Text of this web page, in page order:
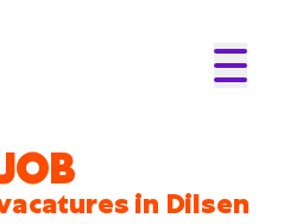
in Dilsen